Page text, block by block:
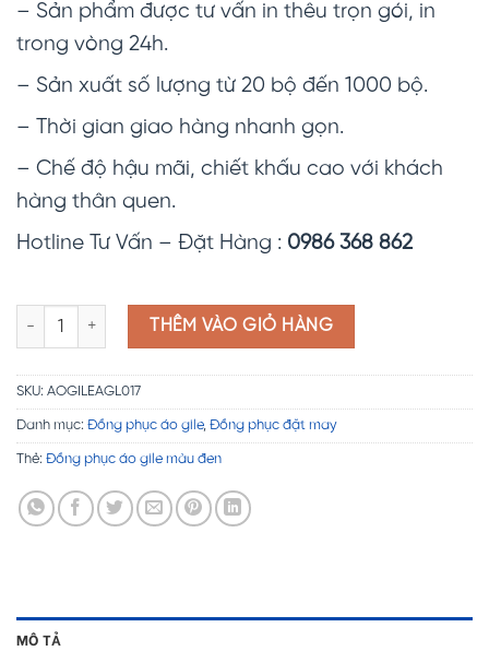
– Sản phẩm được tư vấn in thêu trọn gói, in
trong vòng 24h.
– Sản xuất số lượng từ 20 bộ đến 1000 bộ.
– Thời gian giao hàng nhanh gọn.
– Chế độ hậu mãi, chiết khấu cao với khách
hàng thân quen.
Hotline Tư Vấn – Đặt Hàng : 0986 368 862
Đồng phục áo gile màu đen AGL017 số lượng
THÊM VÀO GIỎ HÀNG
SKU: AOGILEAGL017
Danh mục: Đồng phục áo gile, Đồng phục đặt may
Thẻ: Đồng phục áo gile màu đen
MÔ TẢ